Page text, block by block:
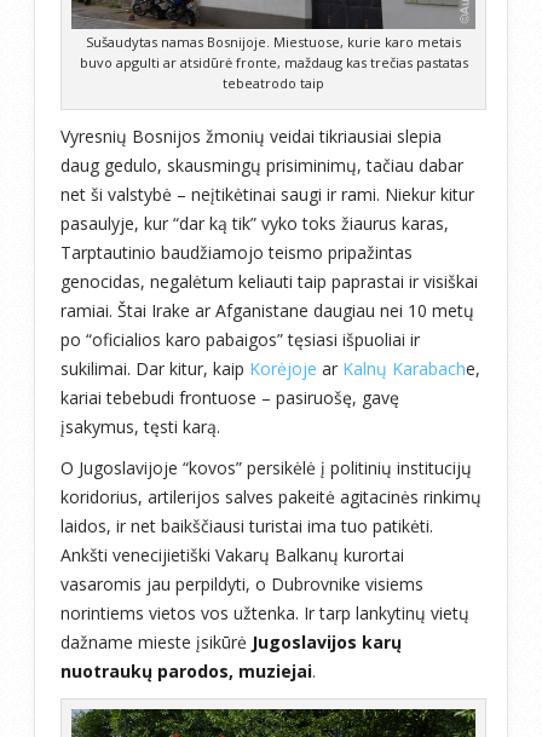
Sušaudytas namas Bosnijoje. Miestuose, kurie karo metais
buvo apgulti ar atsidūrė fronte, maždaug kas trečias pastatas
tebeatrodo taip
Vyresnių Bosnijos žmonių veidai tikriausiai slepia
daug gedulo, skausmingų prisiminimų, tačiau dabar
net ši valstybė – neįtikėtinai saugi ir rami. Niekur kitur
pasaulyje, kur “dar ką tik” vyko toks žiaurus karas,
Tarptautinio baudžiamojo teismo pripažintas
genocidas, negalėtum keliauti taip paprastai ir visiškai
ramiai. Štai Irake ar Afganistane daugiau nei 10 metų
po “oficialios karo pabaigos” tęsiasi išpuoliai ir
sukilimai. Dar kitur, kaip Korėjoje ar Kalnų Karabache,
kariai tebebudi frontuose – pasiruošę, gavę
įsakymus, tęsti karą.
O Jugoslavijoje “kovos” persikėlė į politinių institucijų
koridorius, artilerijos salves pakeitė agitacinės rinkimų
laidos, ir net baikščiausi turistai ima tuo patikėti.
Ankšti venecijietiški Vakarų Balkanų kurortai
vasaromis jau perpildyti, o Dubrovnike visiems
norintiems vietos vos užtenka. Ir tarp lankytinų vietų
dažname mieste įsikūrė Jugoslavijos karų
nuotraukų parodos, muziejai.